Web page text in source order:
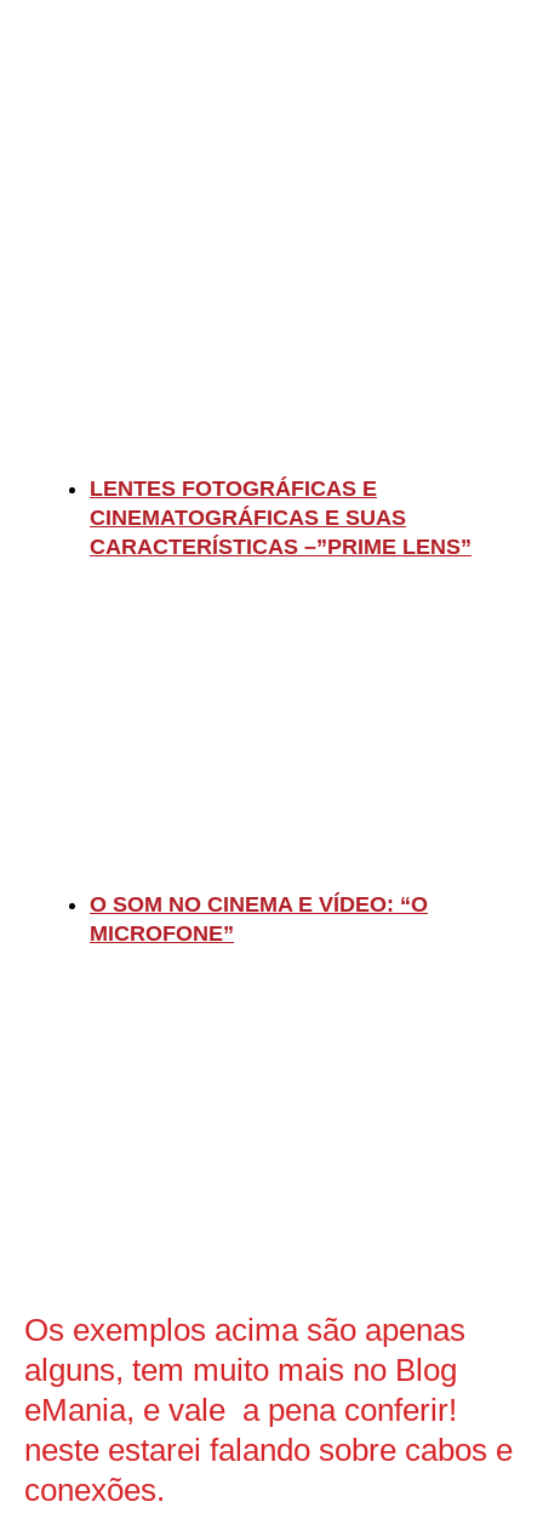
LENTES FOTOGRÁFICAS E
CINEMATOGRÁFICAS E SUAS
CARACTERÍSTICAS –”PRIME LENS”
O SOM NO CINEMA E VÍDEO: “O
MICROFONE”
Os exemplos acima são apenas
alguns, tem muito mais no Blog
eMania, e vale a pena conferir!
neste estarei falando sobre cabos e
conexões.